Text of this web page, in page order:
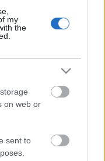
my
the
on web or
sent to
filmek
film
szemével
ből